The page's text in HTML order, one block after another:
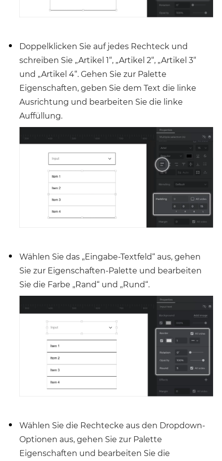
Doppelklicken Sie auf jedes Rechteck und
schreiben Sie „Artikel 1“, „Artikel 2“, „Artikel 3“
und „Artikel 4“. Gehen Sie zur Palette
Eigenschaften, geben Sie dem Text die linke
Ausrichtung und bearbeiten Sie die linke
Auffüllung.
Wählen Sie das „Eingabe-Textfeld“ aus, gehen
Sie zur Eigenschaften-Palette und bearbeiten
Sie die Farbe „Rand“ und „Rund“.
Wählen Sie die Rechtecke aus den Dropdown-
Optionen aus, gehen Sie zur Palette
Eigenschaften und bearbeiten Sie die